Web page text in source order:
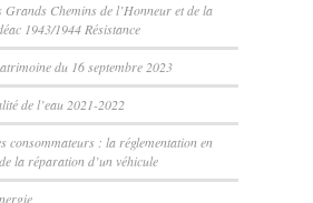
Grands Chemins de l’Honneur et de la
1943/1944 Résistance
du 16 septembre 2023
de l’eau 2021-2022
consommateurs : la réglementation en
la réparation d’un véhicule